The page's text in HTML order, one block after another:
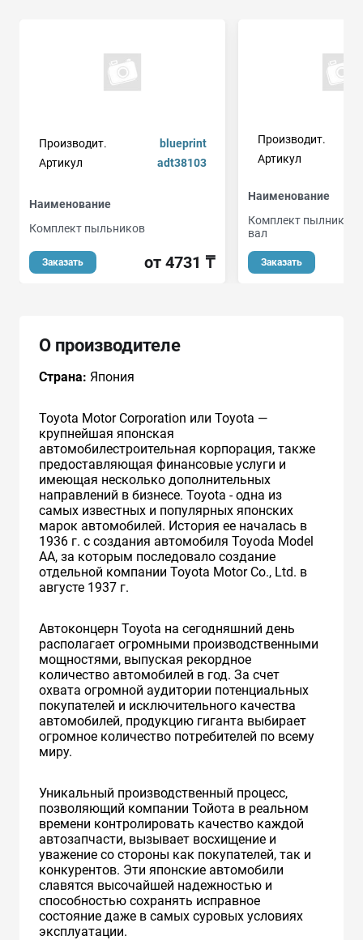
Производит.
blueprint
Артикул
adt38103
Наименование
Комплект пыльников
Заказать от 4731 ₸
Производит.
Артикул
Наименование
Комплект пылника,
вал
Заказать
О производителе
Страна: Япония
Toyota Motor Corporation или Toyota —
крупнейшая японская
автомобилестроительная корпорация, также
предоставляющая финансовые услуги и
имеющая несколько дополнительных
направлений в бизнесе. Toyota - одна из
самых известных и популярных японских
марок автомобилей. История ее началась в
1936 г. с создания автомобиля Toyoda Model
AA, за которым последовало создание
отдельной компании Toyota Motor Co., Ltd. в
августе 1937 г.
Автоконцерн Toyota на сегодняшний день
располагает огромными производственными
мощностями, выпуская рекордное
количество автомобилей в год. За счет
охвата огромной аудитории потенциальных
покупателей и исключительного качества
автомобилей, продукцию гиганта выбирает
огромное количество потребителей по всему
миру.
Уникальный производственный процесс,
позволяющий компании Тойота в реальном
времени контролировать качество каждой
автозапчасти, вызывает восхищение и
уважение со стороны как покупателей, так и
конкурентов. Эти японские автомобили
славятся высочайшей надежностью и
способностью сохранять исправное
состояние даже в самых суровых условиях
эксплуатации.